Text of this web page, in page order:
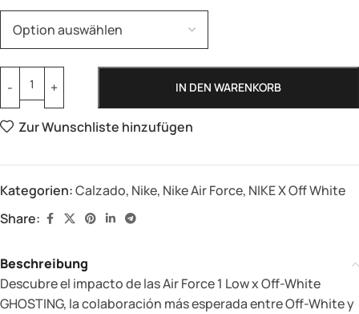
IN DEN WARENKORB
Zur Wunschliste hinzufügen
Kategorien:Calzado, Nike, Nike Air Force, NIKE X Off White
Share:
Beschreibung
Descubre el impacto de las Air Force 1 Low x Off-White
GHOSTING, la colaboración más esperada entre Off-White y